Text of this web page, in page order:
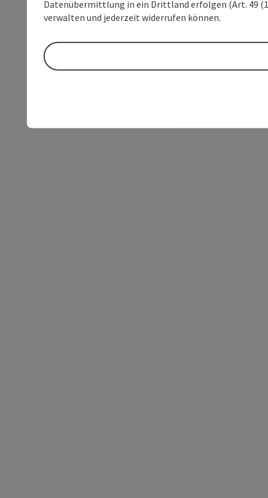
Datenübermittlung in ein Drittland erfolgen (Art. 49
verwalten und jederzeit widerrufen können.